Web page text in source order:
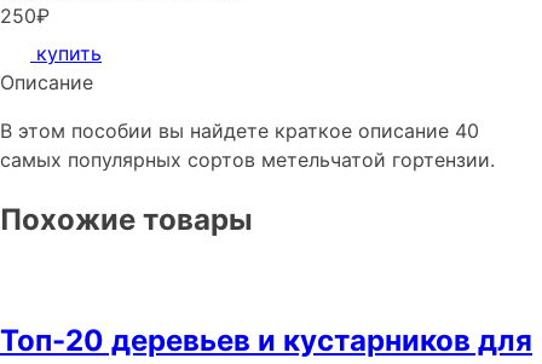
250₽
купить
Описание
В этом пособии вы найдете краткое описание 40
самых популярных сортов метельчатой гортензии.
Похожие товары
Топ-20 деревьев и кустарников для